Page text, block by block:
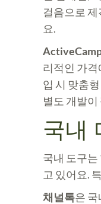
걸음으로
요.
리적인 가
입 시 맞춤
별도 개발
국내
국내 도구
고 있어요.
채널톡은